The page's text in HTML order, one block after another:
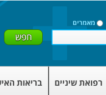
מאמרים
רפואת שיניים בריאות